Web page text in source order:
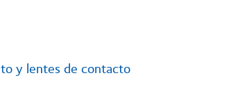
y lentes de contacto